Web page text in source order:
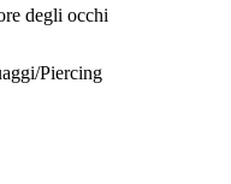
Alcuni contenuti non si
Richiedi accesso
degli occhi
Piercing